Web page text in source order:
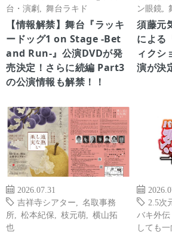
台・演劇
舞台ラキド
【情報解禁】舞台『ラッキ
ードッグ1 on Stage -Bet
and Run-』公演DVDが発
売決定！さらに続編 Part3
の公演情報も解禁！！
ン眼鏡
須藤元
による
ィクシ
演が決
2026.07.31
吉祥寺シアター
名取事務
所
松本紀保 枝元萌
横山拓
也
2.5次
バキ外
しても